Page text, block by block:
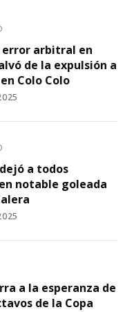
error arbitral en
de la expulsión a
Colo Colo
a todos
notable goleada
a la esperanza de
de la Copa